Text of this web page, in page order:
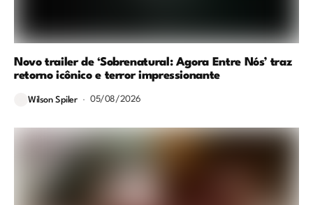
Novo trailer de ‘Sobrenatural: Agora Entre Nós’ traz
retorno icônico e terror impressionante
Wilson Spiler 05/08/2026